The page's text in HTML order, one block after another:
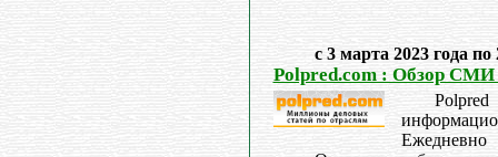
с 3 марта 2023 года
Polpred.com : Обзор СМИ